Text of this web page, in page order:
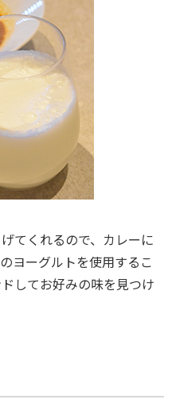
てくれるので、カレーに
ヨーグルトを使用するこ
してお好みの味を見つけ